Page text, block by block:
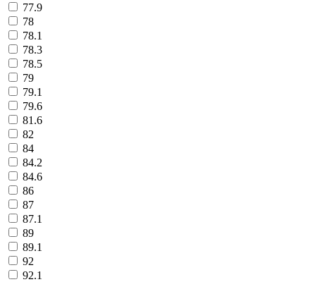
77.9
78
78.1
78.3
78.5
79
79.1
79.6
81.6
82
84
84.2
84.6
86
87
87.1
89
89.1
92
92.1